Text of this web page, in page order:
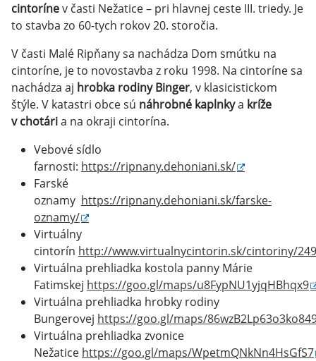
cintorínev časti Nežatice – pri hlavnej ceste III. triedy. Je
to stavba zo 60-tych rokov 20. storočia.
V časti Malé Ripňany sa nachádza Dom smútku na
cintoríne, je to novostavba z roku 1998. Na cintoríne sa
nachádza aj hrobka rodiny Binger, v klasicistickom
štýle. V katastri obce sú náhrobné kaplnkya kríže
v chotária na okraji cintorína.
Vebové sídlo
farnosti: https://ripnany.dehoniani.sk/
Farské
oznamy https://ripnany.dehoniani.sk/farske-
oznamy/
Virtuálny
cintorín http://www.virtualnycintorin.sk/cintoriny/
Virtuálna prehliadka kostola panny Márie
Fatimskej https://goo.gl/maps/u8FypNU1yjqHBhqx9
Virtuálna prehliadka hrobky rodiny
Bungerovej https://goo.gl/maps/
Virtuálna prehliadka zvonice
Nežatice https://goo.gl/maps/WpetmQNkNn4HsGfS7